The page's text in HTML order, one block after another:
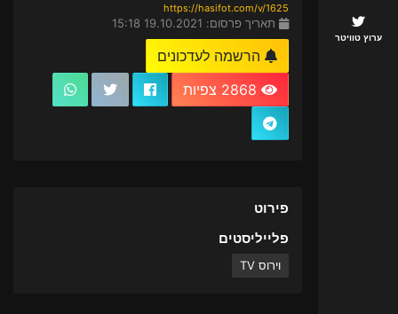
ערוץ טוויטר
https://hasifot.com/v/1625
תאריך פרסום: 19.10.2021 15:18
הרשמה לעדכונים
פירוט
פלייליסטים
וירוס TV